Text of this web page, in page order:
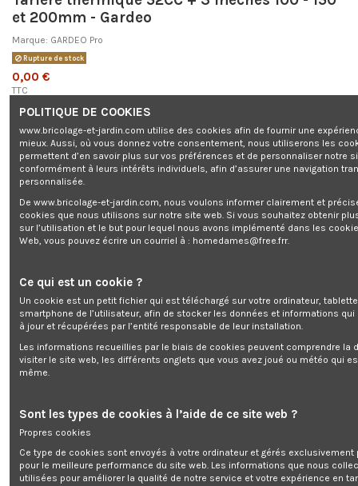
et 200mm - Gardeo
Marque: GARDEO Pro
Rupture de stock
0,00 €
TTC
Tarière thermique 52CC + 3 mèches 100 - 150 et 200mm - Gardeo
Ajouter au panier
Tarière thermique 52CC + 3 mèche
deserunt aliquip nisi ex deserunt.
POLITIQUE DE COOKIES
www.bricolage-et-jardin.com utilise des cookies afin de fournir une
mieux. Aussi, où vous donnez votre consentement, nous utiliserons les
permettent d’en savoir plus sur vos préférences et de personnaliser notre
conformément à leurs intérêts individuels, afin d’assurer une navigation
personnalisée.
De www.bricolage-et-jardin.com, nous voulons informer clairement et
cookies que nous utilisons sur notre site web. Si vous souhaitez obtenir
sur l’utilisation et le but pour lequel nous avons implémenté dans les
Web, vous pouvez écrire un courriel à : homedames@free.frr.
Ce qui est un cookie ?
Un cookie est un petit fichier qui est téléchargé sur votre ordinateur,
smartphone de l’utilisateur, afin de stocker les données et informations
à jour et récupérées par l’entité responsable de leur installation.
Les informations recueillies par le biais de cookies peuvent comprendre la
visiter le site web, les différents onglets que vous avez joué ou météo qui
même.
Sont les types de cookies à l’aide de ce site web ?
Propres cookies
Ce type de cookies sont envoyés à votre ordinateur et gérés exclusivement
pour le meilleure performance du site web. Les informations que nous
utilisées pour améliorer la qualité de notre service et votre expérience en